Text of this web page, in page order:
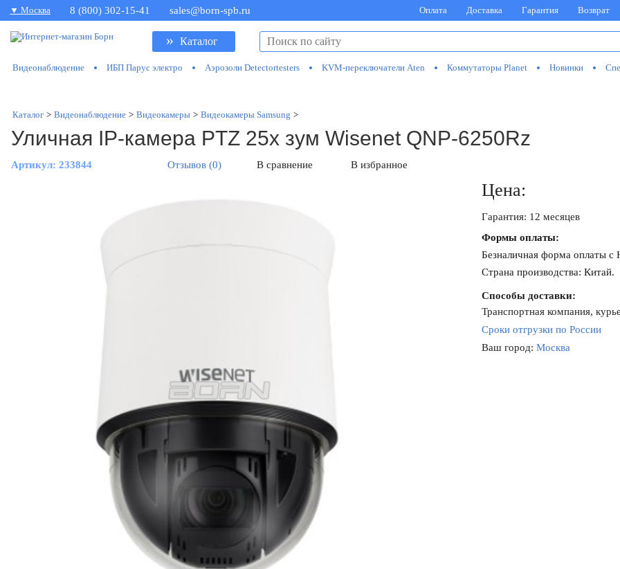
▼ Москва 8 (800) 302-15-41 sales@born-spb.ru Оплата Доставка Гарантия Возврат
» Каталог
Видеонаблюдение ИБП Парус электро Аэрозоли Detectortesters KVM-переключатели Aten Коммутаторы Planet Новинки
Каталог > Видеонаблюдение > Видеокамеры > Видеокамеры Samsung >
Уличная IP-камера PTZ 25х зум Wisenet QNP-6250Rz
Артикул: 233844 Отзывов (0) В сравнение В избранное
Цена:
Гарантия: 12 месяцев
Формы оплаты:
Безналичная форма оплаты
Страна производства: Китай.
Способы доставки:
Транспортная компания,
Сроки отгрузки по России
Ваш город: Москва